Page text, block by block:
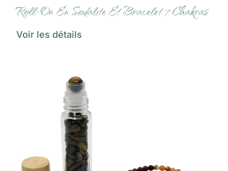
Roll-On En Sodalite Et Bracelet 7 Chakras
Voir les détails